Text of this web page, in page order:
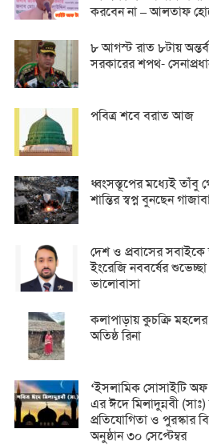
করবেন না – আলতাফ
৮ আগস্ট রাত ৮টায়
সরকারের শপথ-
পবিত্র শবে বরাত আজ
ধ্বংসস্তূপের মধ্যেই তাঁবু
শান্তির স্বপ্ন বুনছেন
দেশ ও প্রবাসের সবাইকে
ইংরেজি নববর্ষের
ভালোবাসা
কলাপাড়ায় কুচক্রি মহলের
অতিষ্ঠ রিনা
‘ইসলামিক সোসাইটি অফ
এর ঈদে মিলাদুন্নবী
প্রতিযোগিতা ও পুরস্কার
অনুষ্ঠান ৩০ সেপ্টেম্বর